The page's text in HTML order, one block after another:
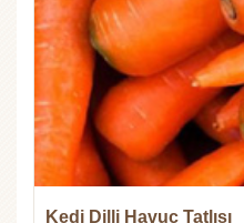
Kedi Dilli Havuç Tatlısı